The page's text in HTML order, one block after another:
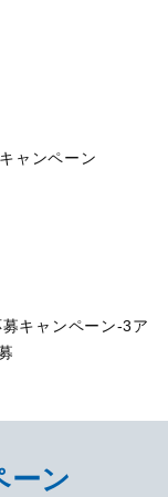
ャンペーン
キャンペーン‐3ア
ーン